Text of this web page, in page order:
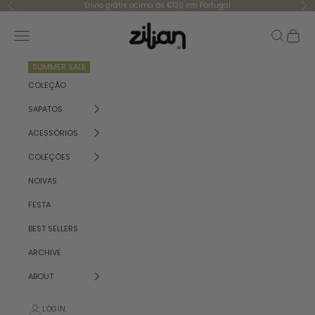
Skip to content
Previous Envio grátis acima de €130 em Portugal
Zilian
Navigation menu Search
Cart
SUMMER SALE
COLEÇÃO
SAPATOS
ACESSÓRIOS
COLEÇÕES
NOIVAS
FESTA
BEST SELLERS
ARCHIVE
ABOUT
LOGIN